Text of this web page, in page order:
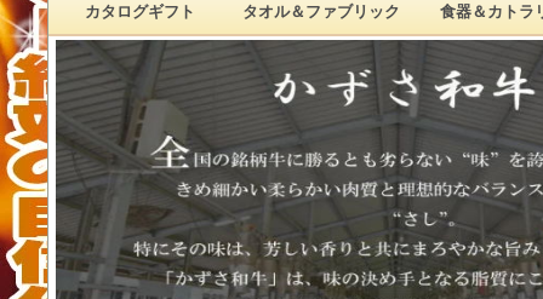
カタログギフト タオル＆ファブリック 食器＆カトラ